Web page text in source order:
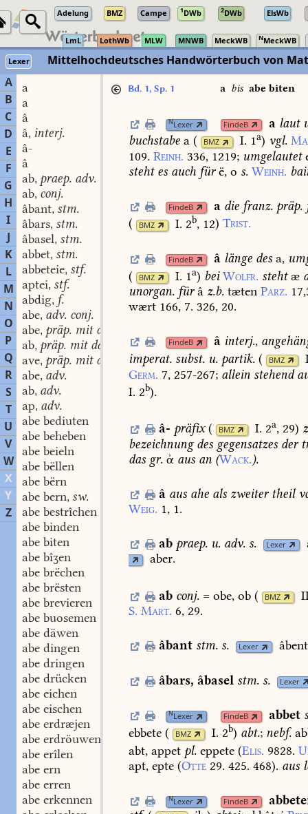
Adelung BMZ Campe 1DWb 2DWb ElsWb
LmL LothWb MLW MNWB MeckWB NMeckWB
Lexer
Mittelhochdeutsches Handwörterbuch von
A
B
C
D
E
F
G
H
I
J
K
L
M
N
O
P
Q
R
S
T
U
V
W
X
Y
Z
a
a
â
â, interj.
â-
â
ab, praep. adv.
ab, conj.
âbant, stm.
âbars, stm.
âbasel, stm.
abbet, stm.
abbeteie, stf.
aptei, stf.
abdig, f.
abe, adv. conj.
abe, präp. mit dat.
ab, präp. mit dat.
ave, präp. mit dat.
abe, adv.
ab, adv.
ap, adv.
abe bediuten
abe beheben
abe beieln
abe bëllen
abe bërn
abe bern, sw.
abe bestrîchen
abe binden
abe biten
abe bîʒen
abe brëchen
abe brësten
abe brevieren
abe buosemen
abe däwen
abe dingen
abe dringen
abe drücken
abe eichen
abe eischen
abe erdræjen
abe erdröuwen
abe erîlen
abe ern
abe erren
abe erkennen
Bd. 1, Sp. 1 abis abe biten
NLexer FindeB a laut
buchstabe a ( BMZ I. 1a) vgl.
109. Reinh. 336, 1219; umgelautet
stehtes auch fürë, o s. Weinh.
FindeB a die franz. präp.
(
BMZ I. 2b, 12) Trist.
FindeB â länge des a,
(
BMZ I. 1a) bei Wolfr. stehtæ
unorgan. fürâ z.b. tæten Parz.
wært 166, 7. 326, 20.
FindeB â interj.,
imperat. subst. u. partik. ( BMZ
Germ. 7, 257-267; allein stehend
I. 2b).
â- präfix ( BMZ I. 2a, 29)
bezeichnungdes gegensatzes der
das gr. ἀ aus an (Wack.).
â ausahe alszweitertheil
Weig. 1, 1.
ab praep. u. adv. s. Lexer
aber.
ab conj.=obe,ob ( BMZ
S. Mart. 6, 29.
âbant stm. s. Lexer
âbars, âbasel stm. s. Lexer
NLexer FindeB abbet
ebbete ( BMZ I. 2b) abt.; nebf.
abt, appet pl. eppete (Elis. 9828.
apt, epte (Otte 29. 425. 468). aus
NLexer FindeB